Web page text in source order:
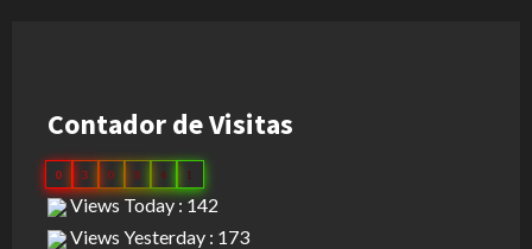
Contador de Visitas
0 3 0 8 4 1
Views Today : 142
Views Yesterday : 173